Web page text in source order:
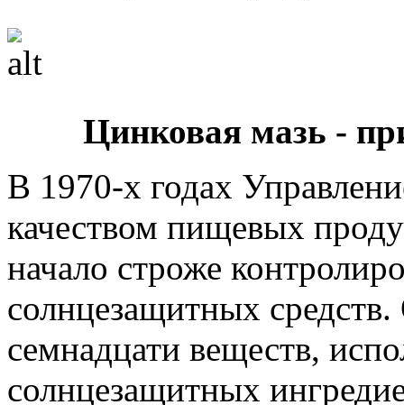
Цинковая мазь -
В 1970-х годах
качеством пищевых
начало строже
солнцезащитных
семнадцати веществ,
солнцезащитных